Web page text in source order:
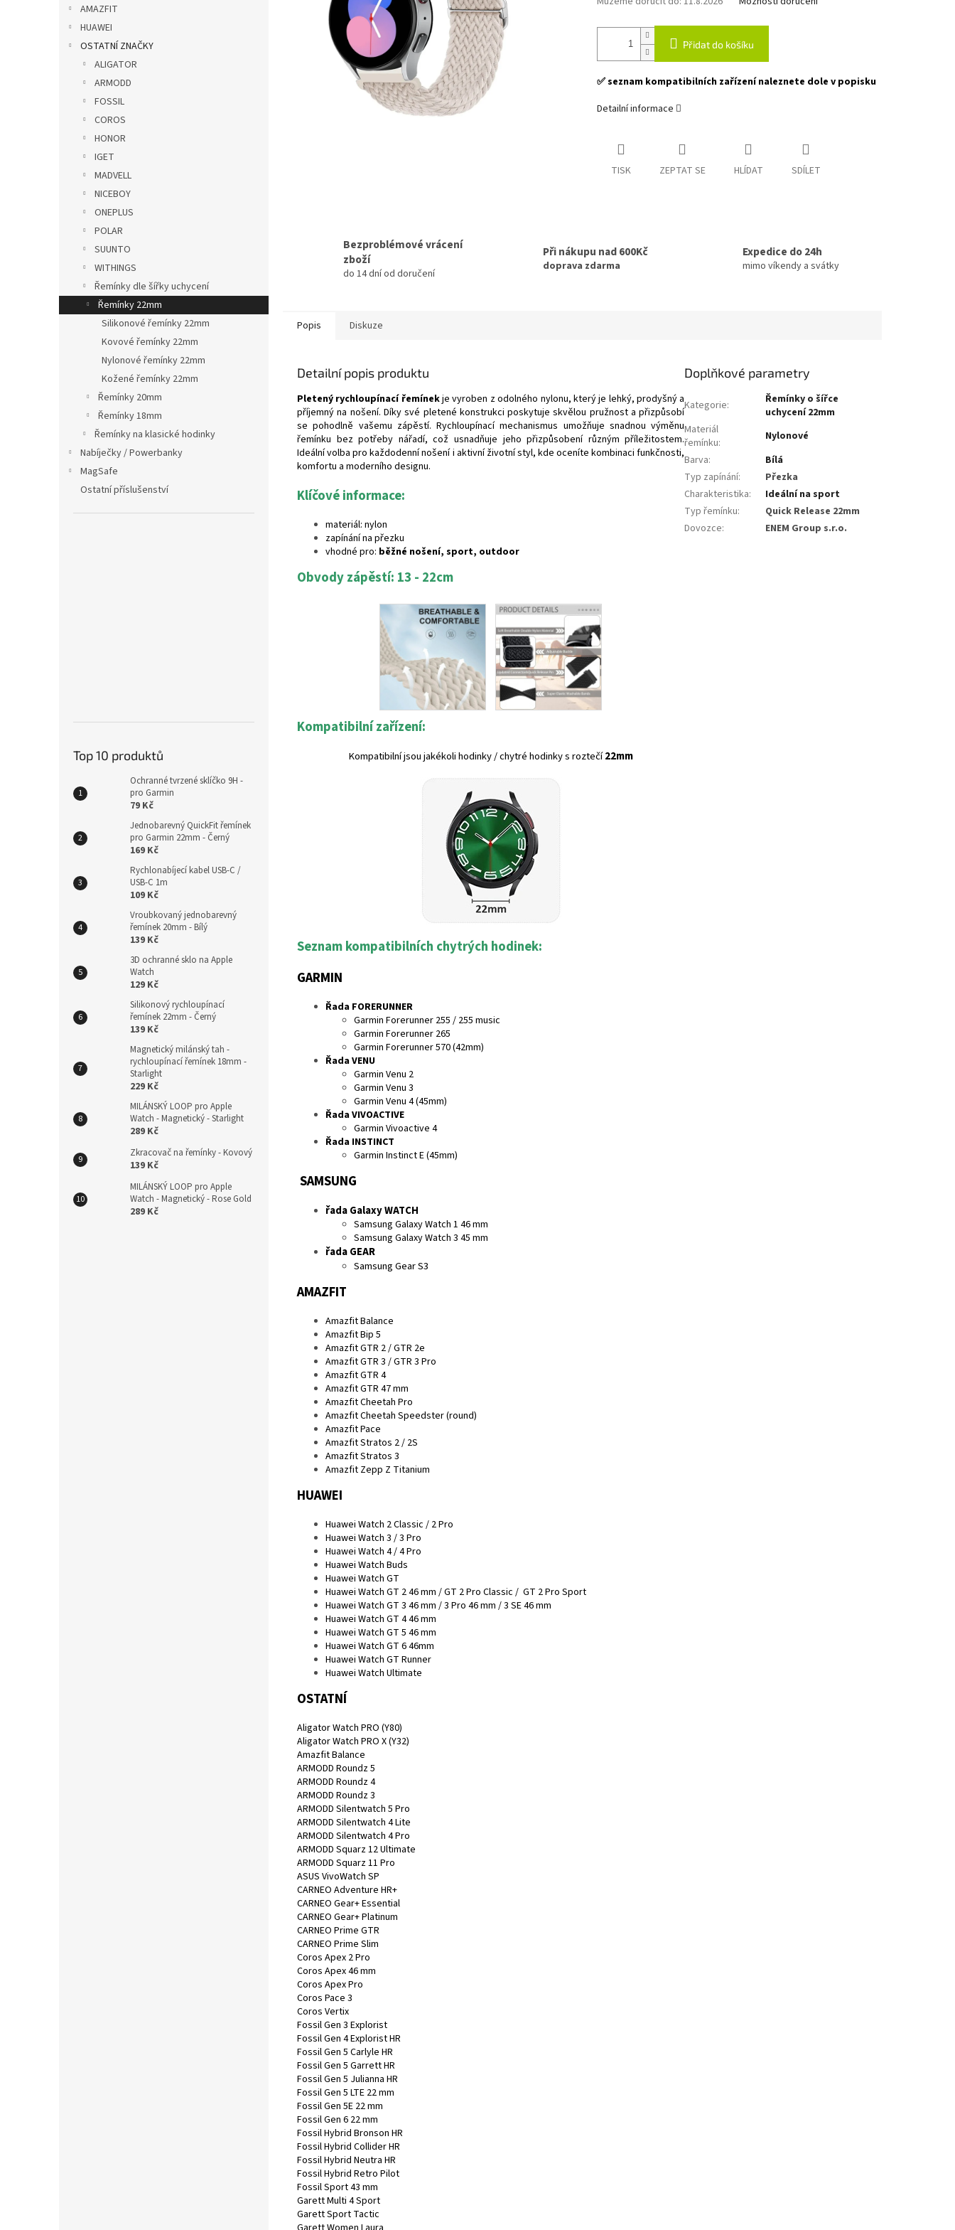
AMAZFIT
HUAWEI
OSTATNÍ ZNAČKY
ALIGATOR
ARMODD
FOSSIL
COROS
HONOR
IGET
MADVELL
NICEBOY
ONEPLUS
POLAR
SUUNTO
WITHINGS
Řemínky dle šířky uchycení
Řemínky 22mm
Silikonové řemínky 22mm
Kovové řemínky 22mm
Nylonové řemínky 22mm
Kožené řemínky 22mm
Řemínky 20mm
Řemínky 18mm
Řemínky na klasické hodinky
Nabíječky / Powerbanky
MagSafe
Ostatní příslušenství
Top 10 produktů
Ochranné tvrzené sklíčko 9H -
pro Garmin
79 Kč
Jednobarevný QuickFit řemínek
pro Garmin 22mm - Černý
169 Kč
Rychlonabíjecí kabel USB-C /
USB-C 1m
109 Kč
Vroubkovaný jednobarevný
řemínek 20mm - Bílý
139 Kč
3D ochranné sklo na Apple
Watch
129 Kč
Silikonový rychloupínací
řemínek 22mm - Černý
139 Kč
Magnetický milánský tah -
rychloupínací řemínek 18mm -
Starlight
229 Kč
MILÁNSKÝ LOOP pro Apple
Watch - Magnetický - Starlight
289 Kč
Zkracovač na řemínky - Kovový
139 Kč
MILÁNSKÝ LOOP pro Apple
Watch - Magnetický - Rose Gold
289 Kč
Přidat do košíku
✅ seznam kompatibilních zařízení naleznete dole v popisku
Detailní informace
TISK ZEPTAT SE HLÍDAT SDÍLET
Bezproblémové vrácení
zboží
do 14 dní od doručení
Při nákupu nad 600Kč
doprava zdarma
Expedice do 24h
mimo víkendy a svátky
Popis Diskuze
Detailní popis produktu
Pletený rychloupínací řemínekje vyroben z odolného nylonu, který je lehký, prodyšný a
příjemný na nošení. Díky své pletené konstrukci poskytuje skvělou pružnost a přizpůsobí
se pohodlně vašemu zápěstí. Rychloupínací mechanismus umožňuje snadnou výměnu
řemínku bez potřeby nářadí, což usnadňuje jeho přizpůsobení různým příležitostem.
Ideální volba pro každodenní nošení i aktivní životní styl, kde oceníte kombinaci funkčnosti,
komfortu a moderního designu.
Klíčové informace:
materiál: nylon
zapínání na přezku
vhodné pro: běžné nošení, sport, outdoor
Obvody zápěstí: 13 - 22cm
Kompatibilní zařízení:
Kompatibilní jsou jakékoli hodinky / chytré hodinky s roztečí22mm
Seznam kompatibilních chytrých hodinek:
GARMIN
Řada FORERUNNER
Garmin Forerunner 255 / 255 music
Garmin Forerunner 265
Garmin Forerunner 570 (42mm)
Řada VENU
Garmin Venu 2
Garmin Venu 3
Garmin Venu 4 (45mm)
Řada VIVOACTIVE
Garmin Vivoactive 4
Řada INSTINCT
Garmin Instinct E (45mm)
SAMSUNG
řada Galaxy WATCH
Samsung Galaxy Watch 1 46 mm
Samsung Galaxy Watch 3 45 mm
řada GEAR
Samsung Gear S3
AMAZFIT
Amazfit Balance
Amazfit Bip 5
Amazfit GTR 2 / GTR 2e
Amazfit GTR 3 / GTR 3 Pro
Amazfit GTR 4
Amazfit GTR 47 mm
Amazfit Cheetah Pro
Amazfit Cheetah Speedster (round)
Amazfit Pace
Amazfit Stratos 2 / 2S
Amazfit Stratos 3
Amazfit Zepp Z Titanium
HUAWEI
Huawei Watch 2 Classic / 2 Pro
Huawei Watch 3 / 3 Pro
Huawei Watch 4 / 4 Pro
Huawei Watch Buds
Huawei Watch GT
Huawei Watch GT 2 46 mm / GT 2 Pro Classic / GT 2 Pro Sport
Huawei Watch GT 3 46 mm / 3 Pro 46 mm / 3 SE 46 mm
Huawei Watch GT 4 46 mm
Huawei Watch GT 5 46 mm
Huawei Watch GT 6 46mm
Huawei Watch GT Runner
Huawei Watch Ultimate
OSTATNÍ
Aligator Watch PRO (Y80)
Aligator Watch PRO X (Y32)
Amazfit Balance
ARMODD Roundz 5
ARMODD Roundz 4
ARMODD Roundz 3
ARMODD Silentwatch 5 Pro
ARMODD Silentwatch 4 Lite
ARMODD Silentwatch 4 Pro
ARMODD Squarz 12 Ultimate
ARMODD Squarz 11 Pro
ASUS VivoWatch SP
CARNEO Adventure HR+
CARNEO Gear+ Essential
CARNEO Gear+ Platinum
CARNEO Prime GTR
CARNEO Prime Slim
Coros Apex 2 Pro
Coros Apex 46 mm
Coros Apex Pro
Coros Pace 3
Coros Vertix
Fossil Gen 3 Explorist
Fossil Gen 4 Explorist HR
Fossil Gen 5 Carlyle HR
Fossil Gen 5 Garrett HR
Fossil Gen 5 Julianna HR
Fossil Gen 5 LTE 22 mm
Fossil Gen 5E 22 mm
Fossil Gen 6 22 mm
Fossil Hybrid Bronson HR
Fossil Hybrid Collider HR
Fossil Hybrid Neutra HR
Fossil Hybrid Retro Pilot
Fossil Sport 43 mm
Garett Multi 4 Sport
Garett Sport Tactic
Doplňkové parametry
Kategorie:
Řemínky o šířce
uchycení 22mm
Materiál
řemínku:
Nylonové
Barva:
Bílá
Typ zapínání:
Přezka
Charakteristika:
Ideální na sport
Typ řemínku:
Quick Release 22mm
Dovozce: ENEM Group s.r.o.